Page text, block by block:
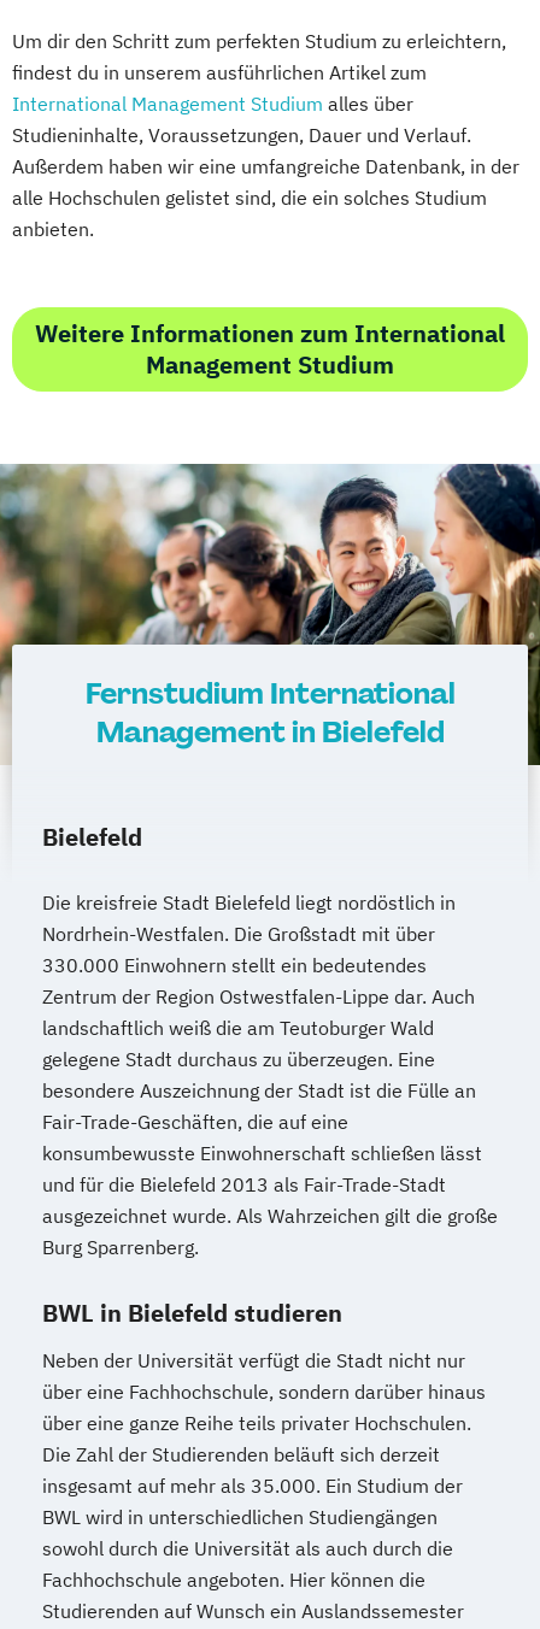
Um dir den Schritt zum perfekten Studium zu erleichtern,
findest du in unserem ausführlichen Artikel zum
International Management Studium alles über
Studieninhalte, Voraussetzungen, Dauer und Verlauf.
Außerdem haben wir eine umfangreiche Datenbank, in der
alle Hochschulen gelistet sind, die ein solches Studium
anbieten.
Weitere Informationen zum International
Management Studium
Fernstudium International
Management in Bielefeld
Bielefeld
Die kreisfreie Stadt Bielefeld liegt nordöstlich in
Nordrhein-Westfalen. Die Großstadt mit über
330.000 Einwohnern stellt ein bedeutendes
Zentrum der Region Ostwestfalen-Lippe dar. Auch
landschaftlich weiß die am Teutoburger Wald
gelegene Stadt durchaus zu überzeugen. Eine
besondere Auszeichnung der Stadt ist die Fülle an
Fair-Trade-Geschäften, die auf eine
konsumbewusste Einwohnerschaft schließen lässt
und für die Bielefeld 2013 als Fair-Trade-Stadt
ausgezeichnet wurde. Als Wahrzeichen gilt die große
Burg Sparrenberg.
BWL in Bielefeld studieren
Neben der Universität verfügt die Stadt nicht nur
über eine Fachhochschule, sondern darüber hinaus
über eine ganze Reihe teils privater Hochschulen.
Die Zahl der Studierenden beläuft sich derzeit
insgesamt auf mehr als 35.000. Ein Studium der
BWL wird in unterschiedlichen Studiengängen
sowohl durch die Universität als auch durch die
Fachhochschule angeboten. Hier können die
Studierenden auf Wunsch ein Auslandssemester